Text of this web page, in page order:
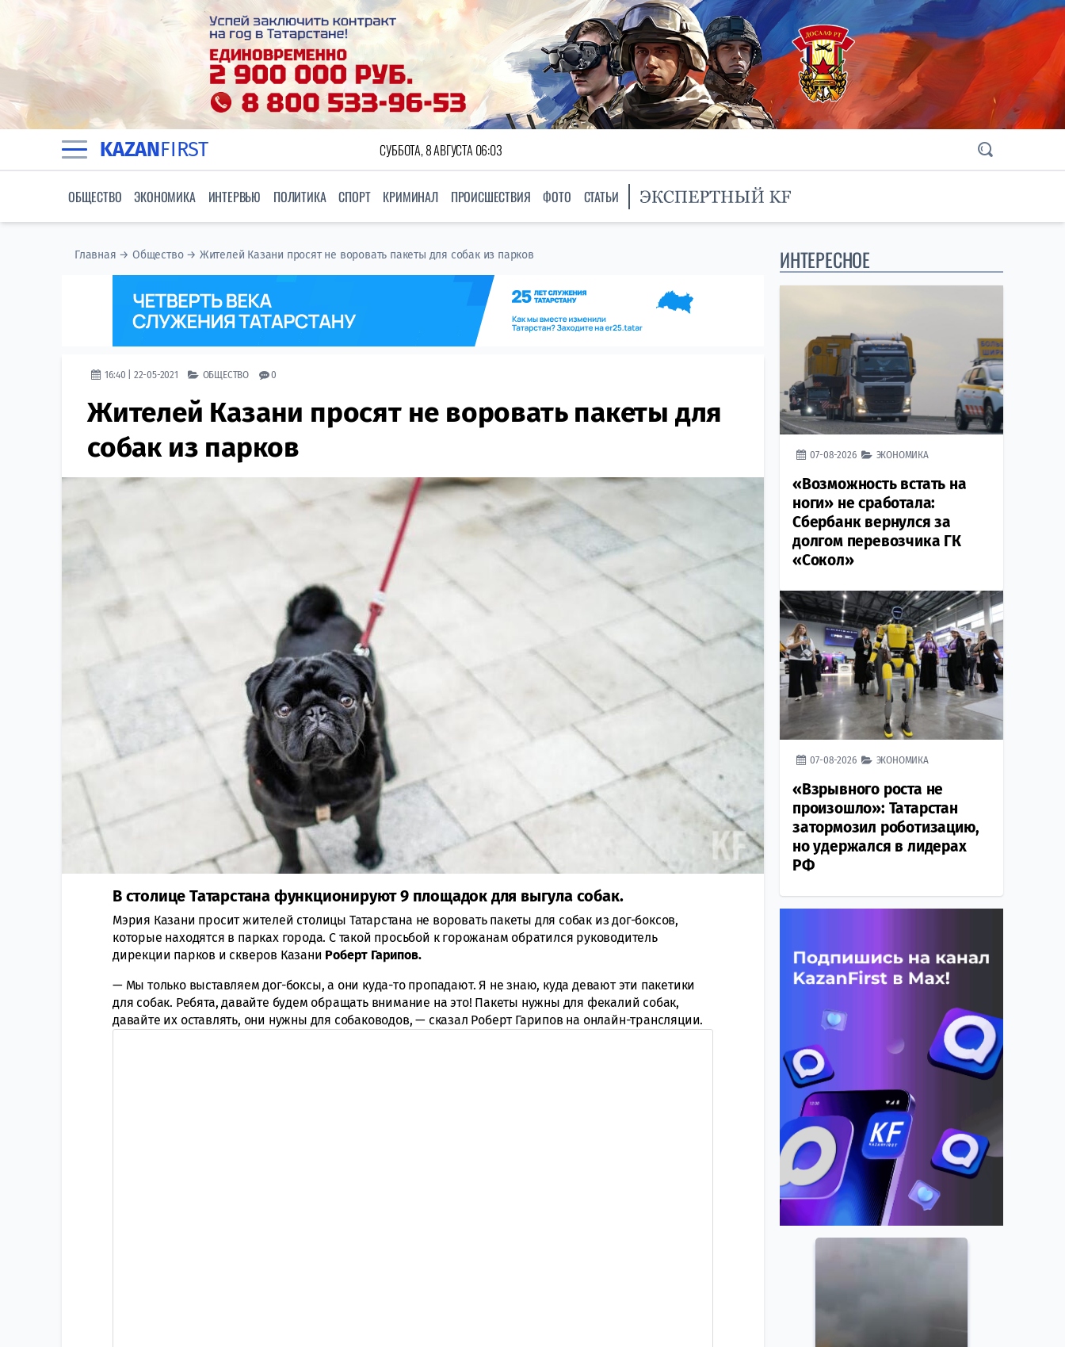
KAZANFIRST СУББОТА, 8 АВГУСТА 06:03
ОБЩЕСТВО ЭКОНОМИКА ИНТЕРВЬЮ ПОЛИТИКА СПОРТ КРИМИНАЛ ПРОИСШЕСТВИЯ ФОТО СТАТЬИ
Главная →Общество→ Жителей Казани просят не воровать пакеты для собак из парков
16:40 | 22-05-2021 ОБЩЕСТВО 0
Жителей Казани просят не воровать пакеты для
собак из парков
В столице Татарстана функционируют 9 площадок для выгула собак.
Мэрия Казани просит жителей столицы Татарстана не воровать пакеты для собак из дог-боксов,
которые находятся в парках города. С такой просьбой к горожанам обратился руководитель
дирекции парков и скверов Казани Роберт Гарипов.
— Мы только выставляем дог-боксы, а они куда-то пропадают. Я не знаю, куда девают эти пакетики
для собак. Ребята, давайте будем обращать внимание на это! Пакеты нужны для фекалий собак,
давайте их оставлять, они нужны для собаководов, — сказал Роберт Гарипов на онлайн-трансляции.
ИНТЕРЕСНОЕ
07-08-2026 ЭКОНОМИКА
«Возможность встать на
ноги» не сработала:
Сбербанк вернулся за
долгом перевозчика ГК
«Сокол»
07-08-2026 ЭКОНОМИКА
«Взрывного роста не
произошло»: Татарстан
затормозил роботизацию,
но удержался в лидерах
РФ